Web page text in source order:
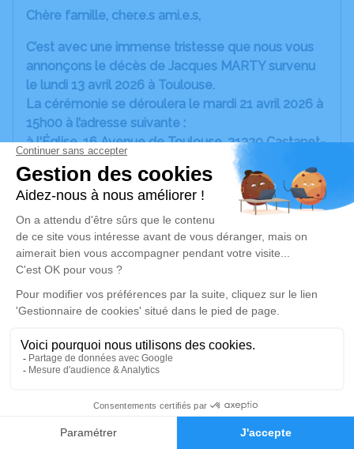
Faire-part Hommages
Chère famille, cher.e.s ami.e.s,
C’est avec une immense tristesse que nous vous
annonçons le décès de Jacques MARTY survenu
le lundi 13 avril 2026 à Toulouse.
La cérémonie se déroulera le mardi 21 avril 2026 à
15h00 à l’adresse suivante :
à l'Église, 16 Avenue de Toulouse, 31320 Castanet-
Tolosan,
puis à 16h30 pour 17h au crématorium de
Villefranche de Lauragais, 23-25 Chem. du Pastel,
31290 Villefranche-de-Lauragais.
Nous vous invitons à utiliser cet espace pour
laisser vos condoléances, partager des photos,
des souvenirs, une anecdote ou exprimer vos
pensées à travers des poèmes ou des textes, des
Cet endroit est un lieu d'expression dédié à
honorer la mémoire de notre époux, Papa, Papy et
Je rends hommage